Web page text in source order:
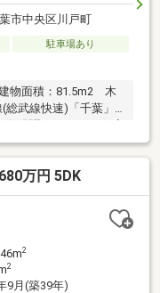
市中央区川戸町
駐車場あり
物面積：81.5m2 木
武線快速)「千葉」
っかり取られていま
室・トイレに窓あり
く、 清潔な空間を
万円 5DK
2
2
9月(築39年)